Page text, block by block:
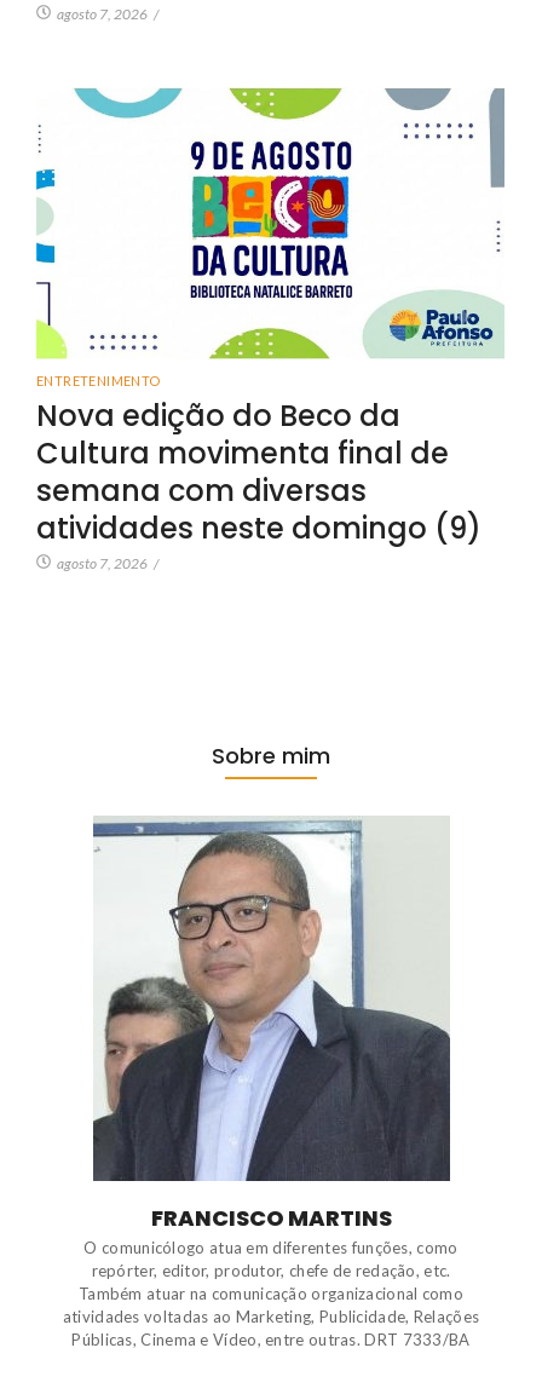
agosto 7, 2026 /
ENTRETENIMENTO
Nova edição do Beco da
Cultura movimenta final de
semana com diversas
atividades neste domingo (9)
agosto 7, 2026 /
Sobre mim
FRANCISCO MARTINS
O comunicólogo atua em diferentes funções, como
repórter, editor, produtor, chefe de redação, etc.
Também atuar na comunicação organizacional como
atividades voltadas ao Marketing, Publicidade, Relações
Públicas, Cinema e Vídeo, entre outras. DRT 7333/BA